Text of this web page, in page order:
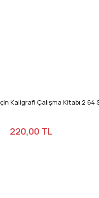
Kaligrafi Çalışma Kitabı 2 64
220,00 TL